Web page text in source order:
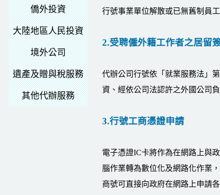
僑外投資
大陸地區人民投資
境外公司
遺產及贈與稅服務
其他代辦服務
行號事業單位解散或已無舊制員
2.受聘僱外籍工作者之居留
代辦公司行號依「就業服務法」
資、經依公司法認許之外國公司
3.行號工商憑證申請
電子憑證IC卡將作為在網路上與
腦作業轉為數位化及網路化作業
商號可直接向政府在網路上申請